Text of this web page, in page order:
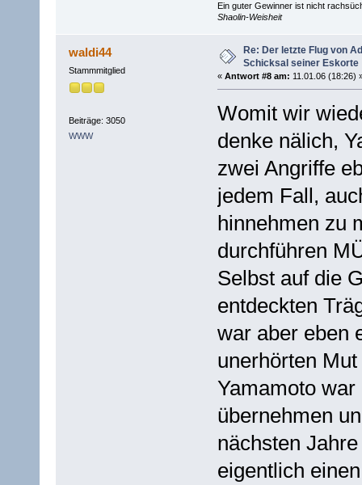
Ein guter Gewinner ist nicht
Shaolin-Weisheit
waldi44
Stammmitglied
Beiträge: 3050
WWW
Re: Der letzte Flug von
Schicksal seiner Eskorte
« Antwort #8 am: 11.01.06 (18:26)
Womit wir
denke nälich,
zwei Angriffe
jedem Fall,
hinnehmen zu
durchführen
Selbst auf die
entdeckten
war aber eben
unerhörten
Yamamoto
übernehmen
nächsten
eigentlich